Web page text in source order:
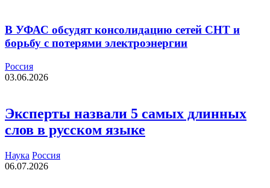
В УФАС обсудят консолидацию сетей СНТ и
борьбу с потерями электроэнергии
Россия
03.06.2026
Эксперты назвали 5 самых длинных
слов в русском языке
Наука Россия
06.07.2026